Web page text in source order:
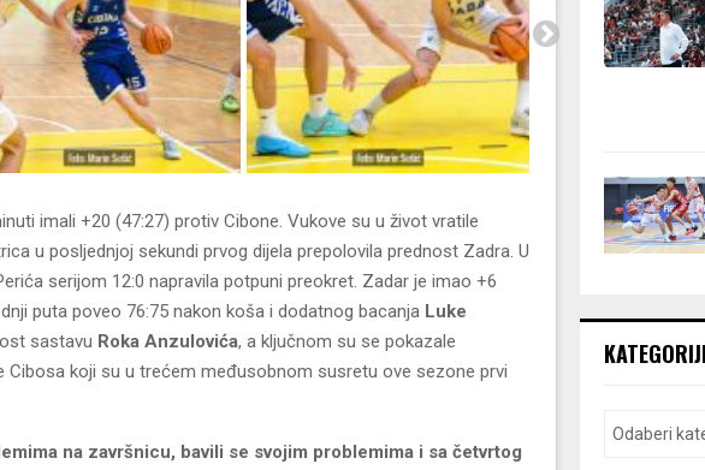
imali +20 (47:27) protiv Cibone. Vukove su u život vratile
u posljednjoj sekundi prvog dijela prepolovila prednost Zadra. U
serijom 12:0 napravila potpuni preokret. Zadar je imao +6
puta poveo 76:75 nakon koša i dodatnog bacanja Luke
sastavu Roka Anzulovića, a ključnom su se pokazale
Cibosa koji su u trećem međusobnom susretu ove sezone prvi
na završnicu, bavili se svojim problemima i sa četvrtog